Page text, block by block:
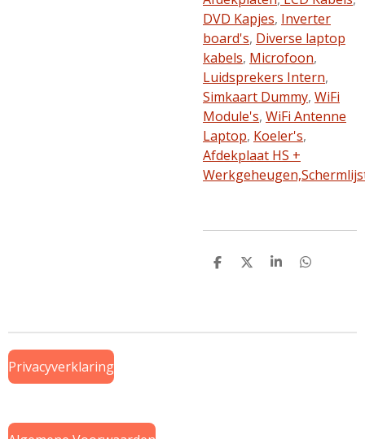
DVD Kapjes, Inverter
board's, Diverse laptop
kabels, Microfoon,
Luidsprekers Intern,
Simkaart Dummy, WiFi
Module's, WiFi Antenne
Laptop, Koeler's,
Afdekplaat HS +
Werkgeheugen,
D
D
S
D
Privacyverklaring